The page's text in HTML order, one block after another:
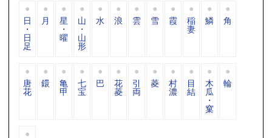
日
・
日
足
月 星
・
曜
山
・
山
形
水 浪 雲 雪 霞 稲
妻
鱗 角
唐
花
鐶 亀
甲
七
宝
巴 花
菱
引
両
菱 村
濃
目
結
木
瓜
・
窠
輪